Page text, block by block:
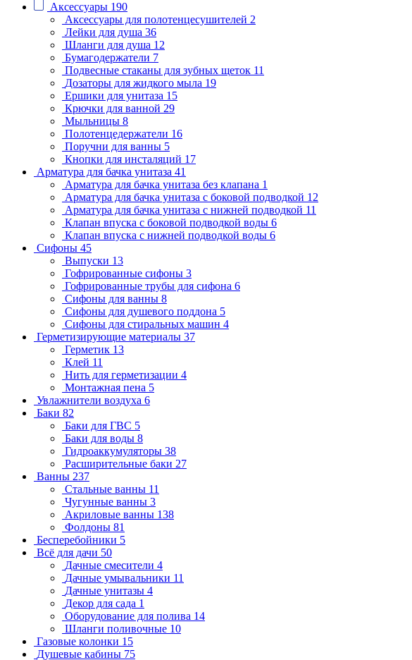
Аксессуары 190
Аксессуары для полотенцесушителей 2
Лейки для душа 36
Шланги для душа 12
Бумагодержатели 7
Подвесные стаканы для зубных щеток 11
Дозаторы для жидкого мыла 19
Ершики для унитаза 15
Крючки для ванной 29
Мыльницы 8
Полотенцедержатели 16
Поручни для ванны 5
Кнопки для инсталяций 17
Арматура для бачка унитаза 41
Арматура для бачка унитаза без клапана 1
Арматура для бачка унитаза с боковой подводкой 12
Арматура для бачка унитаза с нижней подводкой 11
Клапан впуска с боковой подводкой воды 6
Клапан впуска с нижней подводкой воды 6
Сифоны 45
Выпуски 13
Гофрированные сифоны 3
Гофрированные трубы для сифона 6
Сифоны для ванны 8
Сифоны для душевого поддона 5
Сифоны для стиральных машин 4
Герметизирующие материалы 37
Герметик 13
Клей 11
Нить для герметизации 4
Монтажная пена 5
Увлажнители воздуха 6
Баки 82
Баки для ГВС 5
Баки для воды 8
Гидроаккумуляторы 38
Расширительные баки 27
Ванны 237
Стальные ванны 11
Чугунные ванны 3
Акриловые ванны 138
Фолдоны 81
Бесперебойники 5
Всё для дачи 50
Дачные смесители 4
Дачные умывальники 11
Дачные унитазы 4
Декор для сада 1
Оборудование для полива 14
Шланги поливочные 10
Газовые колонки 15
Душевые кабины 75